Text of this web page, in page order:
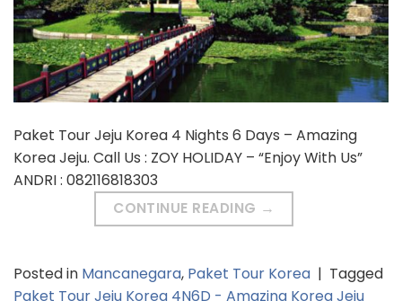
Paket Tour Jeju Korea 4 Nights 6 Days – Amazing
Korea Jeju. Call Us : ZOY HOLIDAY – “Enjoy With Us”
ANDRI : 082116818303
CONTINUE READING →
Posted in Mancanegara, Paket Tour Korea | Tagged
Paket Tour Jeju Korea 4N6D - Amazing Korea Jeju